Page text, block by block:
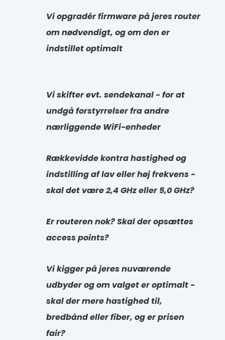
Vi opgradér firmware på jeres router
om nødvendigt, og om den er
indstillet optimalt
Vi skifter evt. sendekanal - for at
undgå forstyrrelser fra andre
nærliggende WiFi-enheder
Rækkevidde kontra hastighed og
indstilling af lav eller høj frekvens -
skal det være 2,4 GHz eller 5,0 GHz?
Er routeren nok? Skal der opsættes
access points?
Vi kigger på jeres nuværende
udbyder og om valget er optimalt -
skal der mere hastighed til,
bredbånd eller fiber, og er prisen
fair?